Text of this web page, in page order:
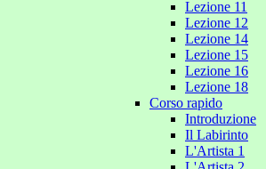
Lezione 11
Lezione 12
Lezione 14
Lezione 15
Lezione 16
Lezione 18
Corso rapido
Introduzione
Il Labirinto
L'Artista 1